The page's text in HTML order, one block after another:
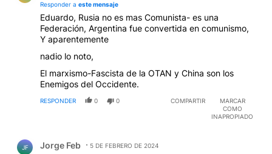
Responder a este mensaje
Eduardo, Rusia no es mas Comunista- es una
Federación, Argentina fue convertida en comunismo,
Y aparentemente
nadio lo noto,
El marxismo-Fascista de la OTAN y China son los
Enemigos del Occidente.
RESPONDER 0 0 COMPARTIR
MARCAR
COMO
INAPROPIADO
JF Jorge Feb 5 DE FEBRERO DE 2024